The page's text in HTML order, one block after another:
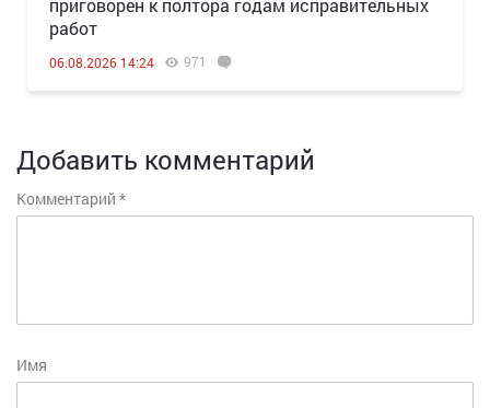
приговорен к полтора годам исправительных
работ
06.08.2026 14:24 971
Добавить комментарий
Комментарий *
Имя